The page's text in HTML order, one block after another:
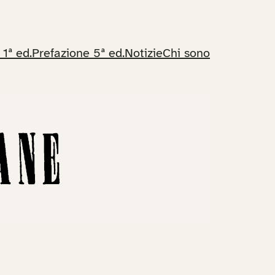
ed.Prefazione 5ª ed.NotizieChi sono